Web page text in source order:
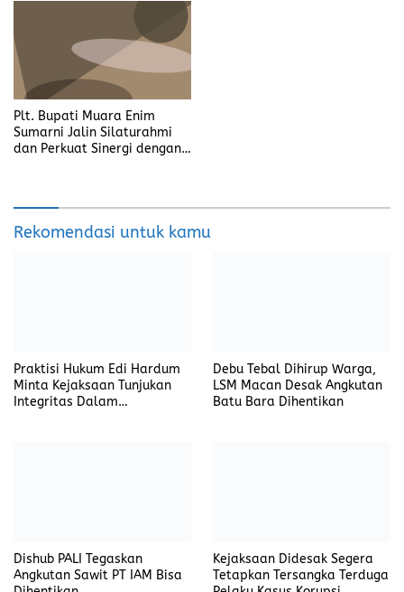
Plt. Bupati Muara Enim
Sumarni Jalin Silaturahmi
dan Perkuat Sinergi dengan
Rekomendasi untuk kamu
Praktisi Hukum Edi Hardum
Minta Kejaksaan Tunjukan
Integritas Dalam
Debu Tebal Dihirup Warga,
LSM Macan Desak Angkutan
Batu Bara Dihentikan
Dishub PALI Tegaskan
Angkutan Sawit PT IAM Bisa
Kejaksaan Didesak Segera
Tetapkan Tersangka Terduga